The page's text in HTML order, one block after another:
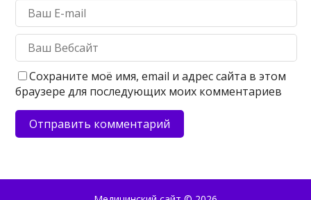
Сохраните моё имя, email и адрес сайта в этом
браузере для последующих моих комментариев